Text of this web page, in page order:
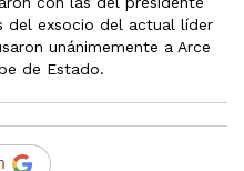
del exsocio del actual líder
unánimemente a Arce
de Estado.